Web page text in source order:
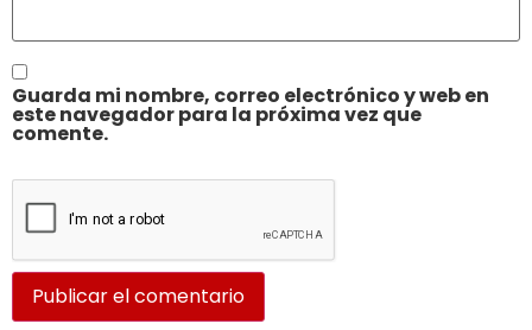
Guarda mi nombre, correo electrónico y web en
este navegador para la próxima vez que
comente.